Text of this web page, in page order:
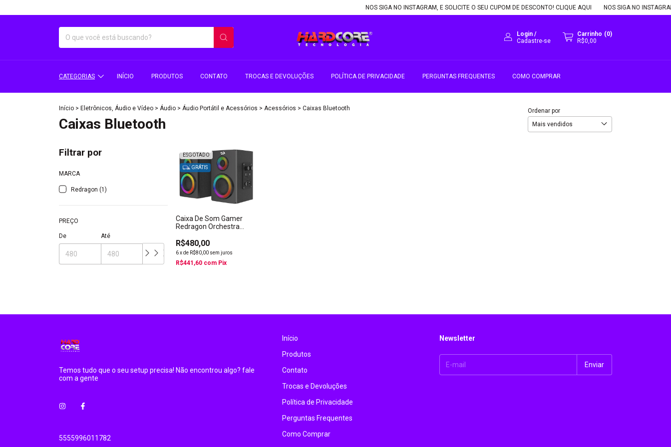
NOS SIGA NO INSTAGRAM, E SOLICITE O SEU CUPOM DE DESCONTO! CLIQUE AQUI NOS SIGA NO
Login/
Cadastre-se
Carrinho (0)
R$0,00
CATEGORIAS INÍCIO PRODUTOS CONTATO TROCAS E DEVOLUÇÕES POLÍTICA DE PRIVACIDADE PERGUNTAS FREQUENTES COMO COMPRAR
Início > Eletrônicos, Áudio e Vídeo > Áudio > Áudio Portátil e Acessórios > Acessórios > Caixas Bluetooth
Caixas Bluetooth
Ordenar por
Filtrar por
MARCA
Redragon (1)
PREÇO
De Até
ESGOTADO
GRÁTIS
Caixa De Som Gamer
Redragon Orchestra
110v/220v
R$480,00
6 xde R$80,00 sem juros
R$441,60 com Pix
Temos tudo que o seu setup precisa! Não encontrou algo? fale
com a gente
5555996011782
Início
Produtos
Contato
Trocas e Devoluções
Política de Privacidade
Perguntas Frequentes
Como Comprar
Newsletter